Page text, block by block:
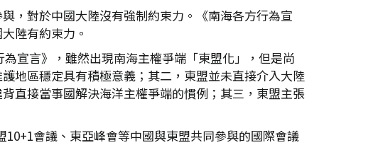
，對於中國大陸沒有強制約束力。《南海各方行為宣
陸有約束力。
宣言》，雖然出現南海主權爭端「東盟化」，但是尚
地區穩定具有積極意義；其二，東盟並未直接介入大陸
直接當事國解決海洋主權爭端的慣例；其三，東盟主張
會議、東亞峰會等中國與東盟共同參與的國際會議